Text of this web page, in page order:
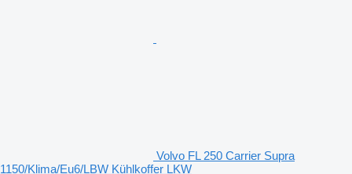
Volvo FL 250 Carrier Supra
1150/Klima/Eu6/LBW Kühlkoffer LKW